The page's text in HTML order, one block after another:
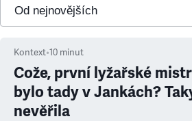
Kontext•10 minut
Cože, první lyžařské
bylo tady v Jankách?
nevěřila